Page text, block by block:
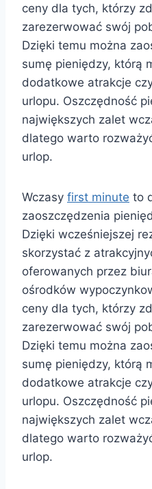
ceny dla tych, którzy
zarezerwować swój
Dzięki temu można
sumę pieniędzy, którą
dodatkowe atrakcje
urlopu. Oszczędność
największych zalet
dlatego warto
urlop.
Wczasy first minute to
zaoszczędzenia
Dzięki wcześniejszej
skorzystać z
oferowanych przez
ośrodków
ceny dla tych, którzy
zarezerwować swój
Dzięki temu można
sumę pieniędzy, którą
dodatkowe atrakcje
urlopu. Oszczędność
największych zalet
dlatego warto
urlop.